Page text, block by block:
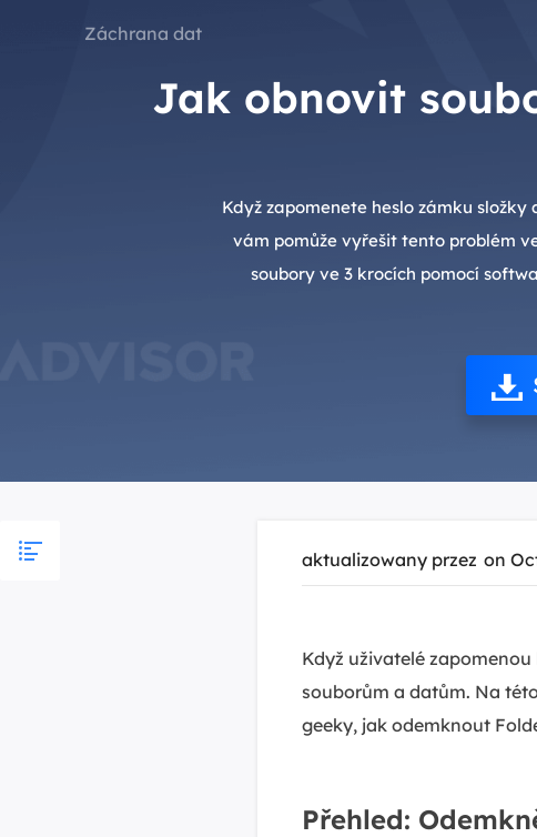
Záchrana dat
Jak obnovit
Když zapomenete heslo zámku
vám pomůže vyřešit tento problém
soubory ve 3 krocích pomocí
aktualizowany przez on
Když uživatelé
souborům a datům. Na
geeky, jak odemknout
Přehled: